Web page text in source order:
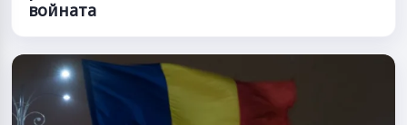
войната